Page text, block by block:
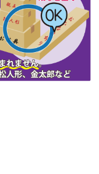
日(月)
(木)
日(金)
日(木)